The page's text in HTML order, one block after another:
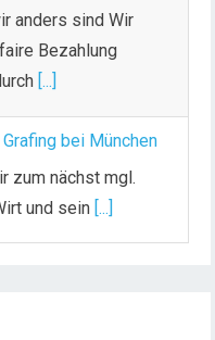
anders sind Wir
Bezahlung
[...]
bei München
zum nächst mgl.
und sein [...]
Chef de Rang